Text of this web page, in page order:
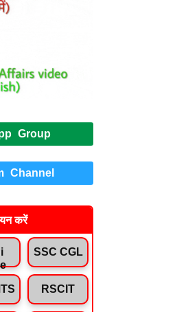
Group
Channel
करें
SSC CGL
RSCIT